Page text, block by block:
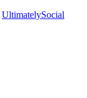
UltimatelySocial